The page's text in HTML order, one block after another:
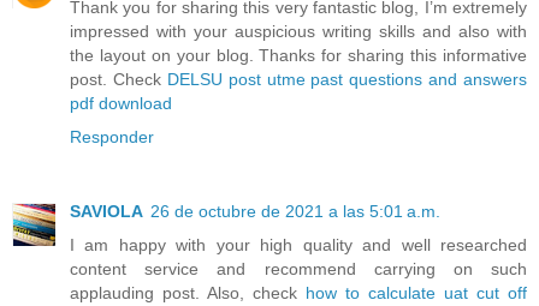
Thank you for sharing this very fantastic blog, I’m extremely
impressed with your auspicious writing skills and also with
the layout on your blog. Thanks for sharing this informative
post. Check DELSU post utme past questions and answers
pdf download
Responder
SAVIOLA 26 de octubre de 2021 a las 5:01 a.m.
I am happy with your high quality and well researched
content service and recommend carrying on such
applauding post. Also, check how to calculate uat cut off